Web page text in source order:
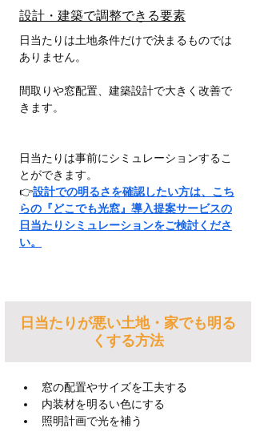
設計・建築で調整できる要素
日当たりは土地条件だけで決まるものでは
ありません。
間取りや窓配置、建築設計で大きく改善で
きます。
日当たりは事前にシミュレーションするこ
とができます。
👉設計での明るさを確認したい方は、こち
らの『どこでも光窓』導入提案サービスの
日当たりシミュレーションをご検討くださ
い。
日当たりが悪い土地・家でも明る
くする方法
窓の配置やサイズを工夫する
内装材を明るい色にする
照明計画で光を補う